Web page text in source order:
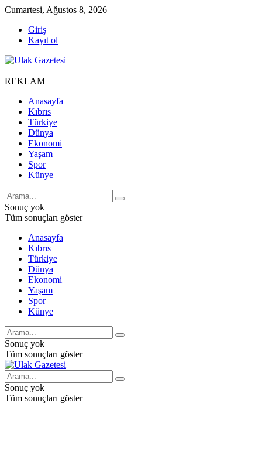
Cumartesi, Ağustos 8, 2026
Giriş
Kayıt ol
REKLAM
Anasayfa
Kıbrıs
Türkiye
Dünya
Ekonomi
Yaşam
Spor
Künye
Sonuç yok
Tüm sonuçları göster
Anasayfa
Kıbrıs
Türkiye
Dünya
Ekonomi
Yaşam
Spor
Künye
Sonuç yok
Tüm sonuçları göster
Sonuç yok
Tüm sonuçları göster